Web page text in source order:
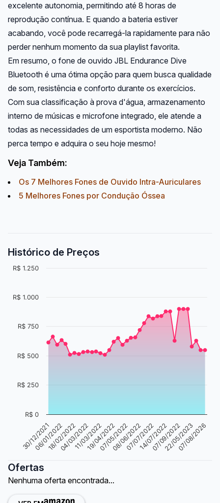
excelente autonomia, permitindo até 8 horas de
reprodução contínua. E quando a bateria estiver
acabando, você pode recarregá-la rapidamente para não
perder nenhum momento da sua playlist favorita.
Em resumo, o fone de ouvido JBL Endurance Dive
Bluetooth é uma ótima opção para quem busca qualidade
de som, resistência e conforto durante os exercícios.
Com sua classificação à prova d'água, armazenamento
interno de músicas e microfone integrado, ele atende a
todas as necessidades de um esportista moderno. Não
perca tempo e adquira o seu hoje mesmo!
Veja Também:
Os 7 Melhores Fones de Ouvido Intra-Auriculares
5 Melhores Fones por Condução Óssea
Histórico de Preços
30/12/2021
06/01/2022
18/02/2022
04/03/2022
11/03/2022
19/04/2022
07/05/2022
08/06/2022
07/07/2022
14/07/2022
07/09/2022
22/05/2023
07/08/2026
R$ 0
R$ 250
R$ 500
R$ 750
R$ 1.000
R$ 1.250
Ofertas
Nenhuma oferta encontrada...